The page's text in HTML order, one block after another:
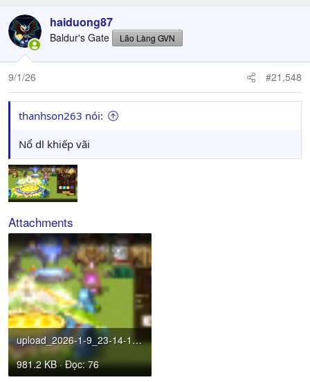
haiduong87
Baldur's Gate Lão Làng GVN
9/1/26 #21,548
thanhson263 nói:
Nổ dl khiếp vãi
Attachments
upload_2026-1-9_23-14-14.png
981.2 KB · Đọc: 76